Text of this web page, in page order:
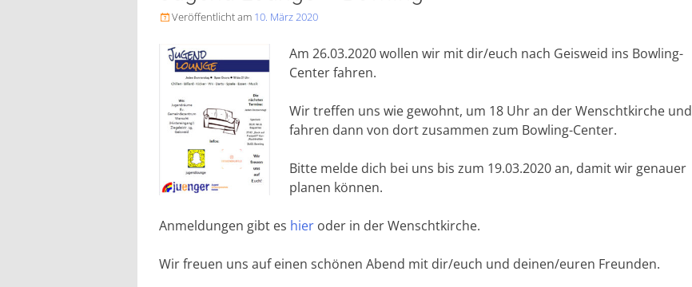
Veröffentlicht am 10. März 2020
Am 26.03.2020 wollen wir mit dir/euch nach Geisweid ins Bowling-
Center fahren.
Wir treffen uns wie gewohnt, um 18 Uhr an der Wenschtkirche und
fahren dann von dort zusammen zum Bowling-Center.
Bitte melde dich bei uns bis zum 19.03.2020 an, damit wir genauer
planen können.
Anmeldungen gibt es hier oder in der Wenschtkirche.
Wir freuen uns auf einen schönen Abend mit dir/euch und deinen/euren Freunden.